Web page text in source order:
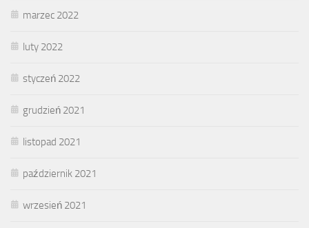
marzec 2022
luty 2022
styczeń 2022
grudzień 2021
listopad 2021
październik 2021
wrzesień 2021